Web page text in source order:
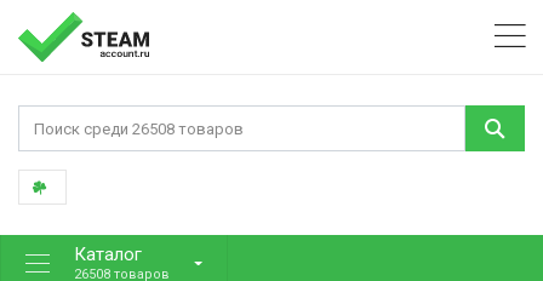
Каталог
26508 товаров